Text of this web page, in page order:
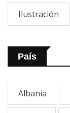
Ilustración
País
Albania